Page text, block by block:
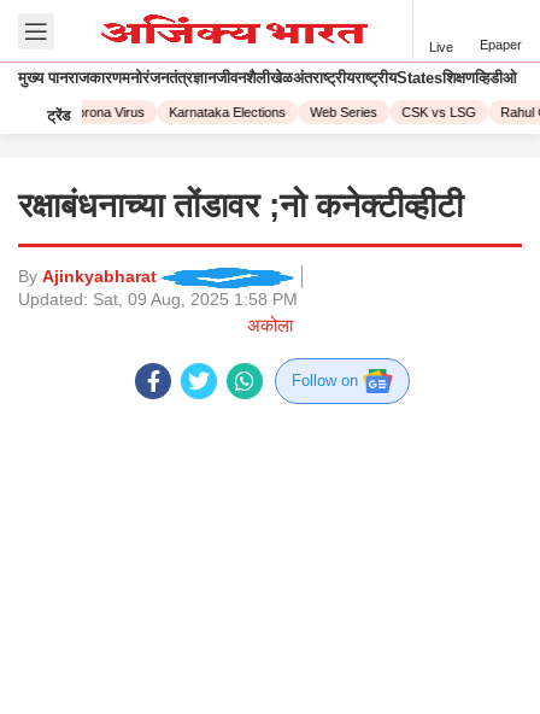
Live Epaper
मुख्य पानराजकारणमनोरंजनतंत्रज्ञानजीवनशैलीखेळअंतराष्ट्रीयराष्ट्रीयStatesशिक्षणव्हिडीओ
ट्रेंडCorona Virus Karnataka Elections Web Series CSK vs LSG Rahul
रक्षाबंधनाच्या तोंडावर ;नो कनेक्टीव्हीटी
By Ajinkyabharat
Updated: Sat, 09 Aug, 2025 1:58 PM
अकोला
Follow on